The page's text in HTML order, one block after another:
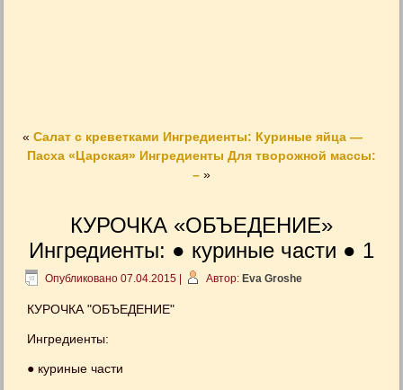
«Салат с креветками Ингредиенты: Куриные яйца —
Пасха «Царская» Ингредиенты Для творожной массы:
– »
КУРОЧКА «ОБЪЕДЕНИЕ»
Ингредиенты: ● куриные части ● 1
Опубликовано 07.04.2015 Автор: Eva Groshe
КУРОЧКА "ОБЪЕДЕНИЕ"
Ингредиенты:
● куриные части